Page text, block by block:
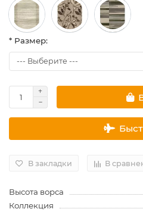
* Размер:
В закладки В
Высота ворса
Коллекция